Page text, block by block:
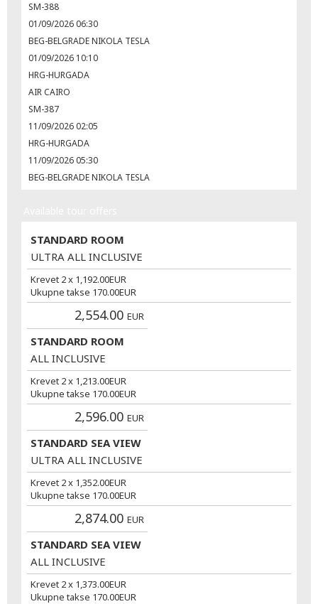
SM-388
01/09/2026 06:30
BEG-BELGRADE NIKOLA TESLA
01/09/2026 10:10
HRG-HURGADA
AIR CAIRO
SM-387
11/09/2026 02:05
HRG-HURGADA
11/09/2026 05:30
BEG-BELGRADE NIKOLA TESLA
STANDARD ROOM
ULTRA ALL INCLUSIVE
Krevet 2 x 1,192.00EUR
Ukupne takse 170.00EUR
2,554.00 EUR
STANDARD ROOM
ALL INCLUSIVE
Krevet 2 x 1,213.00EUR
Ukupne takse 170.00EUR
2,596.00 EUR
STANDARD SEA VIEW
ULTRA ALL INCLUSIVE
Krevet 2 x 1,352.00EUR
Ukupne takse 170.00EUR
2,874.00 EUR
STANDARD SEA VIEW
ALL INCLUSIVE
Krevet 2 x 1,373.00EUR
Ukupne takse 170.00EUR